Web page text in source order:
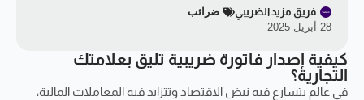
فريق مزيد الضريبي
ضرائب
28 أبريل 2025
كيفية إصدار فاتورة ضريبية تليق بعلامتك
التجارية؟
في عالمٍ يتسارع فيه نبض الاقتصاد وتتزايد فيه المعاملات المالية،